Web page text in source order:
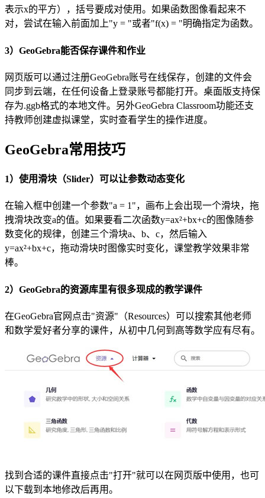
表示x的平方），括号要成对使用。如果函数图像看起来不
对，尝试在输入前面加上"y = "或者"f(x) = "明确指定为函数。
3）GeoGebra能否保存课件和作业
网页版可以通过注册GeoGebra账号在线保存，创建的文件会
同步到云端，在任何设备上登录账号都能打开。桌面版支持保
存为.ggb格式的本地文件。另外GeoGebra Classroom功能还支
持教师创建虚拟课堂，实时查看学生的操作进度。
GeoGebra常用技巧
1）使用滑块（Slider）可以让参数动态变化
在输入框中创建一个参数"a = 1"，画布上会出现一个滑块，拖
拽滑块改变a的值。如果要看二次函数y=ax²+bx+c的图像随参
数变化的规律，创建三个滑块a、b、c，然后输入
y=ax²+bx+c，拖动滑块时图像实时变化，课堂教学效果非常
棒。
2）GeoGebra的资源库里有很多现成的教学课件
在GeoGebra官网点击"资源"（Resources）可以搜索其他老师
和数学爱好者分享的课件，从初中几何到高等数学应有尽有。
找到合适的课件直接点击"打开"就可以在网页版中使用，也可
以下载到本地修改后再用。